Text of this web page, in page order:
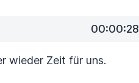
00:00:28
wieder Zeit für uns.